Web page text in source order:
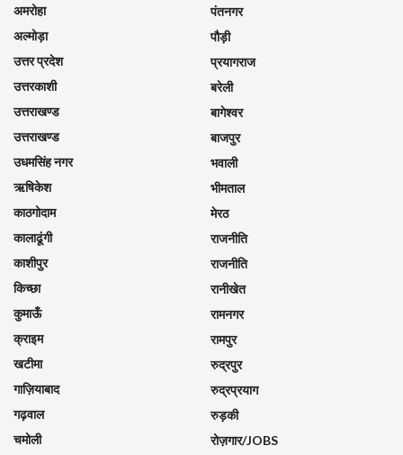
अमरोहा
अल्मोड़ा
उत्तर प्रदेश
उत्तरकाशी
उत्तराखण्ड
उत्तराखण्ड
उधमसिंह नगर
ऋषिकेश
काठगोदाम
कालाढूंगी
काशीपुर
किच्छा
कुमाऊँ
क्राइम
खटीमा
गाज़ियाबाद
गढ़वाल
चमोली
पंतनगर
पौड़ी
प्रयागराज
बरेली
बागेश्वर
बाजपुर
भवाली
भीमताल
मेरठ
राजनीति
राजनीति
रानीखेत
रामनगर
रामपुर
रुद्रपुर
रुद्रप्रयाग
रुड़की
रोज़गार/JOBS